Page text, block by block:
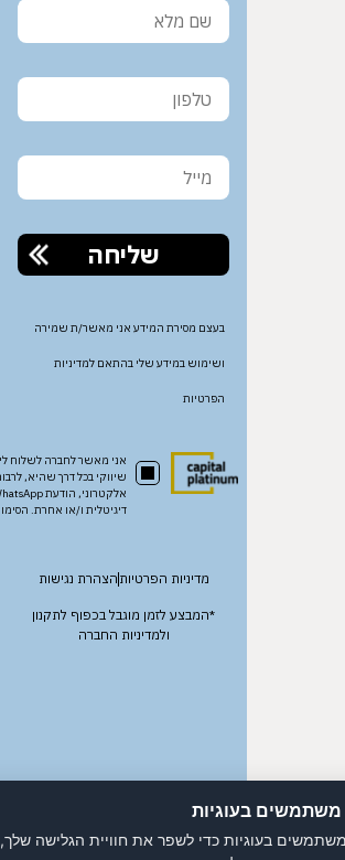
בעצם מסירת המידע אני מאשר/ת שמירה
ושימוש במידע שלי בהתאם למדיניות
אני מאשר לחברה לשלוח לי עדכונים ודיוור
שיווקי בכל דרך שהיא, לרבות SMS, דואר
אלקטרוני, הודעת WhatsApp ובכל דרך
דיגיטלית ו/או אחרת. הסימון ניתן להסרה.
מדיניות הפרטיותהצהרת נגישות
*המבצע לזמן מוגבל בכפוף לתקנון
ולמדיניות החברה
בעוגיות
כדי לשפר את חוויית הגלישה שלך, להציג